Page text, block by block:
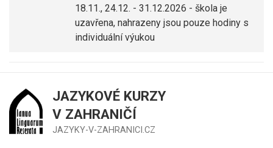
18.11., 24.12. - 31.12.2026 - škola je
uzavřena, nahrazeny jsou pouze hodiny s
individuální výukou
JAZYKOVÉ KURZY
V ZAHRANIČÍ
JAZYKY-V-ZAHRANICI.CZ